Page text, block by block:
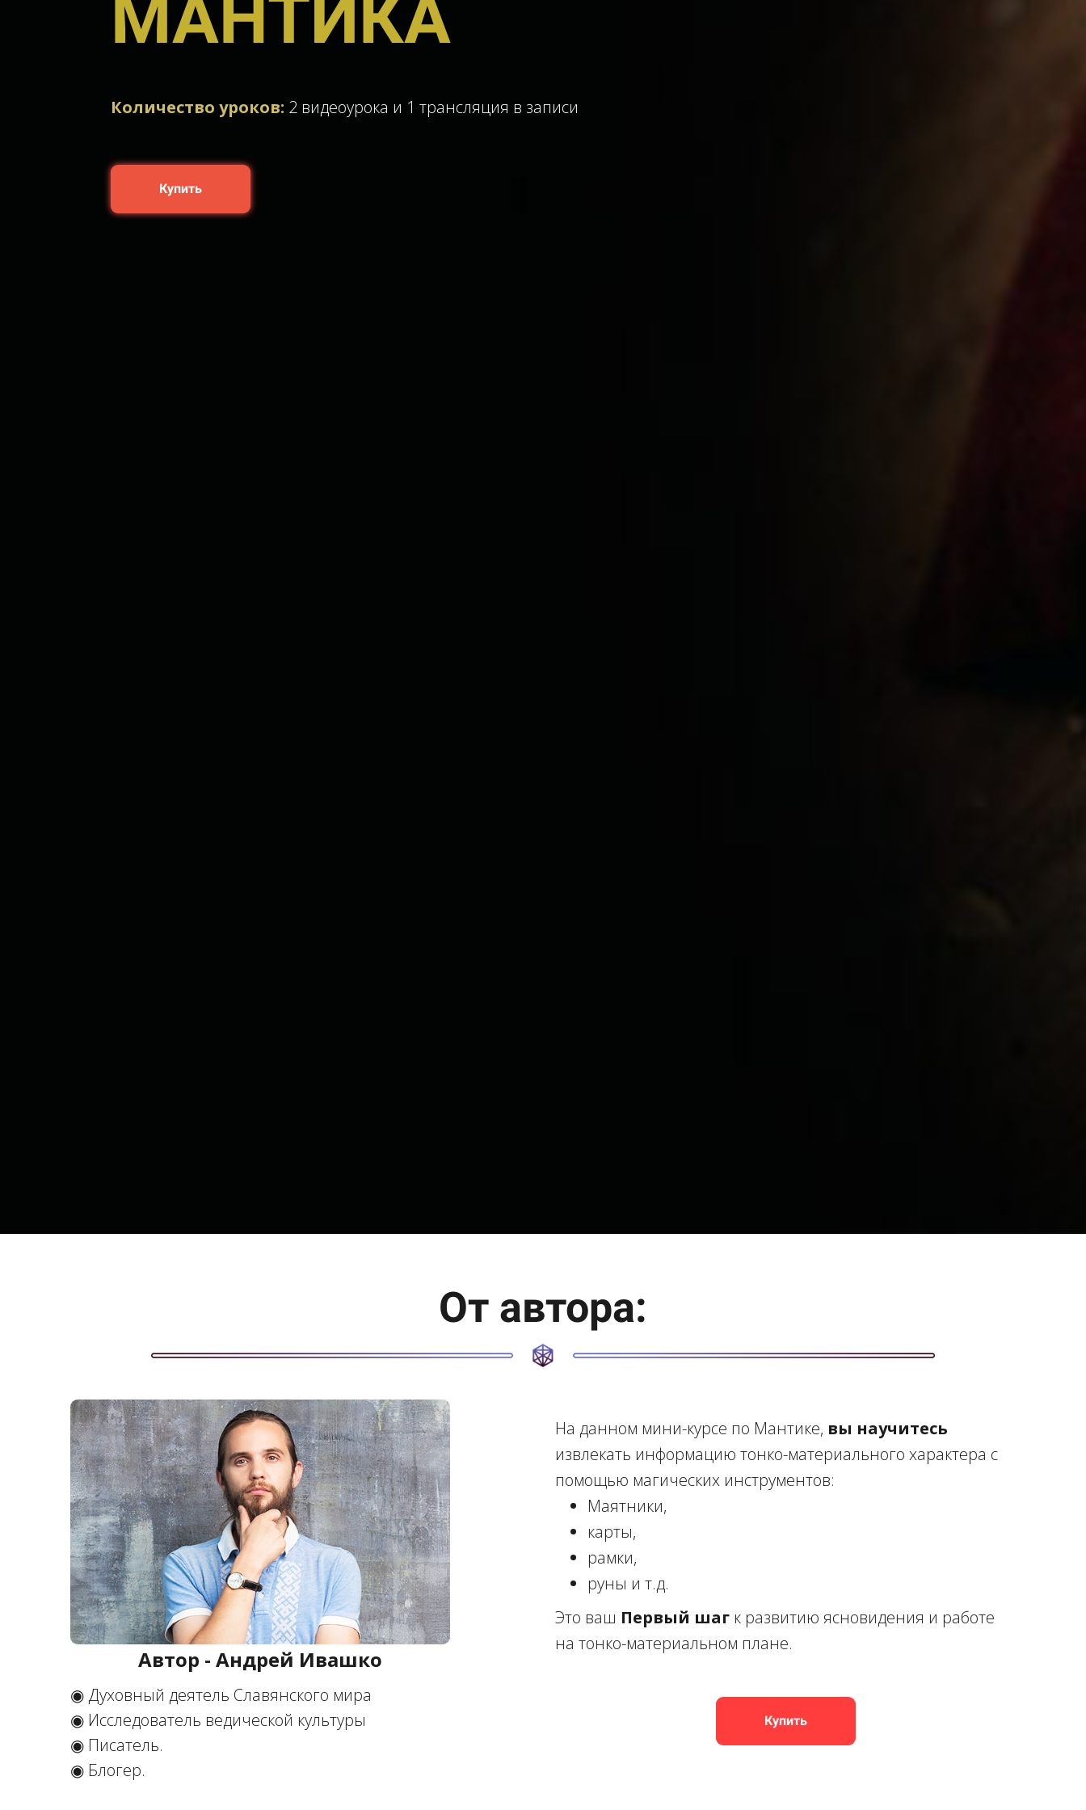
МАНТИКА
Количество уроков: 2 видеоурока и 1 трансляция в записи
Купить
От автора:
Автор - Андрей Ивашко
◉ Духовный деятель Славянского мира
◉ Исследователь ведической культуры
◉ Писатель.
◉ Блогер.
На данном мини-курсе по Мантике, вы научитесь
извлекать информацию тонко-материального характера с
помощью магических инструментов:
Маятники,
карты,
рамки,
руны и т.д.
Это ваш Первый шаг к развитию ясновидения и работе
на тонко-материальном плане.
Купить